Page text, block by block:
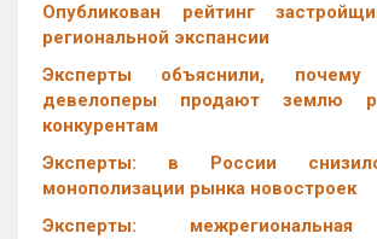
Опубликован рейтинг
региональной экспансии
Эксперты объяснили, почему
девелоперы продают землю
конкурентам
Эксперты: в России
монополизации рынка новостроек
Эксперты: межрегиональная